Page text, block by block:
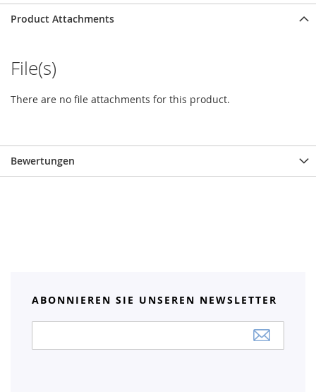
Product Attachments
File(s)
There are no file attachments for this product.
Bewertungen
ABONNIEREN SIE UNSEREN NEWSLETTER
Newsletter: